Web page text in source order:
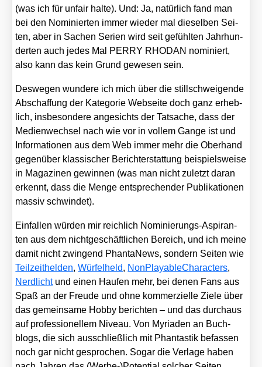
(was ich für unfair hal­te). Und: Ja, natür­lich fand man
bei den Nomi­nier­ten immer wie­der mal die­sel­ben Sei­
ten, aber in Sachen Seri­en wird seit gefühl­ten Jahr­hun­
der­ten auch jedes Mal PERRY RHODAN nomi­niert,
also kann das kein Grund gewe­sen sein.
Des­we­gen wun­de­re ich mich über die still­schwei­gen­de
Abschaf­fung der Kate­go­rie Web­sei­te doch ganz erheb­
lich, ins­be­son­de­re ange­sichts der Tat­sa­che, dass der
Medi­en­wech­sel nach wie vor in vol­lem Gan­ge ist und
Infor­ma­tio­nen aus dem Web immer mehr die Ober­hand
gegen­über klas­si­scher Bericht­erstat­tung bei­spiels­wei­se
in Maga­zi­nen gewin­nen (was man nicht zuletzt dar­an
erkennt, dass die Men­ge ent­spre­chen­der Publi­ka­tio­nen
mas­siv schwin­det).
Ein­fal­len wür­den mir reich­lich Nomi­nie­rungs-Aspi­ran­
ten aus dem nicht­ge­schäft­li­chen Bereich, und ich mei­ne
damit nicht zwin­gend Phan­ta­News, son­dern Sei­ten wie
Teil­zeit­hel­den,Wür­fel­held, Non­Playa­ble­Cha­rac­ters,
Nerd­lichtund einen Hau­fen mehr, bei denen Fans aus
Spaß an der Freu­de und ohne kom­mer­zi­el­le Zie­le über
das gemein­sa­me Hob­by berich­ten – und das durch­aus
auf pro­fes­sio­nel­lem Niveau. Von Myria­den an Buch­
blogs, die sich aus­schließ­lich mit Phan­tas­tik befas­sen
noch gar nicht gespro­chen. Sogar die Ver­la­ge haben